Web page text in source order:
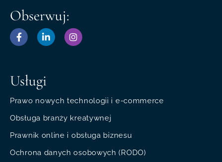
Obserwuj:
Usługi
Prawo nowych technologii i e-commerce
Obsługa branży kreatywnej
Prawnik online i obsługa biznesu
Ochrona danych osobowych (RODO)